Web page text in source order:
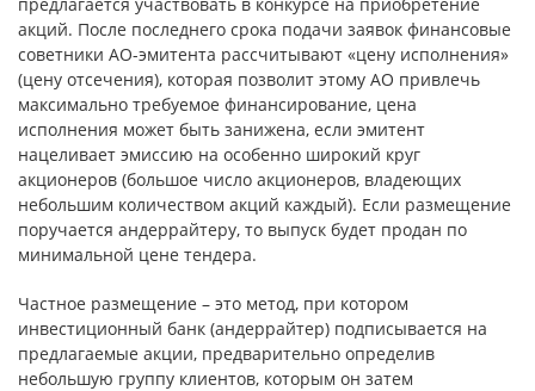
акций. После последнего срока подачи заявок финансовые
советники АО-эмитента рассчитывают «цену исполнения»
(цену отсечения), которая позволит этому АО привлечь
максимально требуемое финансирование, цена
исполнения может быть занижена, если эмитент
нацеливает эмиссию на особенно широкий круг
акционеров (большое число акционеров, владеющих
небольшим количеством акций каждый). Если размещение
поручается андеррайтеру, то выпуск будет продан по
минимальной цене тендера.
Частное размещение – это метод, при котором
инвестиционный банк (андеррайтер) подписывается на
предлагаемые акции, предварительно определив
небольшую группу клиентов, которым он затем